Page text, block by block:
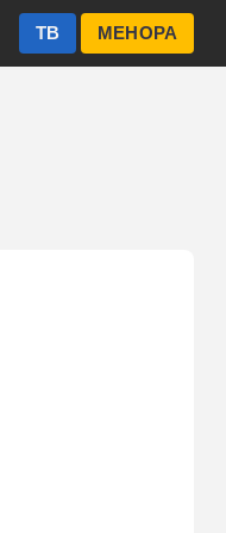
МЕНОРА
ТВ